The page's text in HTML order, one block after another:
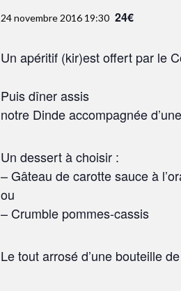
24 novembre 2016 19:30 24€
Un apéritif (kir)est offert par le
Puis dîner assis
notre Dinde accompagnée
Un dessert à choisir :
– Gâteau de carotte sauce à
ou
– Crumble pommes-cassis
Le tout arrosé d’une bouteille